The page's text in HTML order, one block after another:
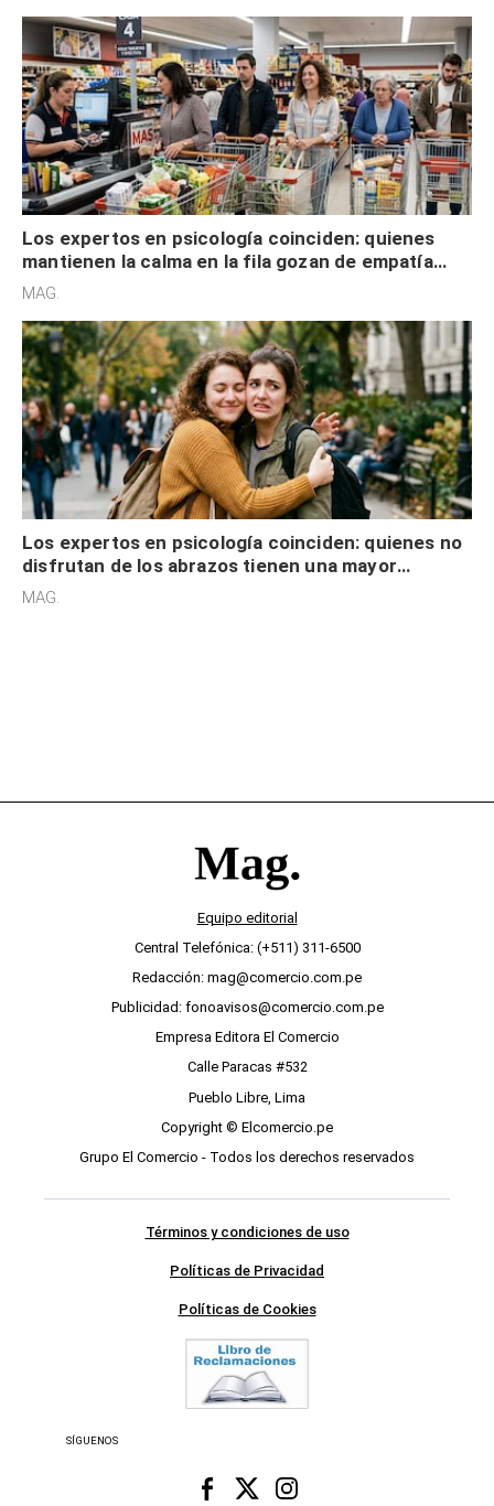
Los expertos en psicología coinciden: quienes
mantienen la calma en la fila gozan de empatía
cognitiva, gratitud y no solo tienen autocontrol
MAG.
Los expertos en psicología coinciden: quienes no
disfrutan de los abrazos tienen una mayor
sensibilidad a los estímulos físicos y no es por
MAG.
Equipo editorial
Central Telefónica: (+511) 311-6500
Redacción: mag@comercio.com.pe
Publicidad: fonoavisos@comercio.com.pe
Empresa Editora El Comercio
Calle Paracas #532
Pueblo Libre, Lima
Copyright © Elcomercio.pe
Grupo El Comercio - Todos los derechos reservados
Términos y condiciones de uso
Políticas de Privacidad
Políticas de Cookies
SÍGUENOS